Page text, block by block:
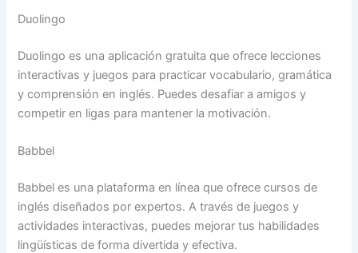
Duolingo
Duolingo es una aplicación gratuita que ofrece lecciones
interactivas y juegos para practicar vocabulario, gramática
y comprensión en inglés. Puedes desafiar a amigos y
competir en ligas para mantener la motivación.
Babbel
Babbel es una plataforma en línea que ofrece cursos de
inglés diseñados por expertos. A través de juegos y
actividades interactivas, puedes mejorar tus habilidades
lingüísticas de forma divertida y efectiva.